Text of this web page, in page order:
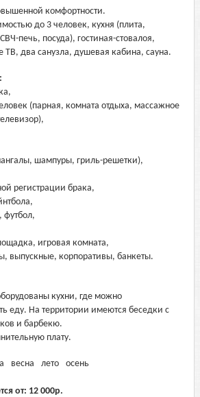
комфортности.
до 3 человек, кухня (плита,
печь, посуда), гостиная-стовалоя,
ТВ, два санузла, душевая кабина, сауна.
(парная, комната отдыха, массажное
шампуры, гриль-решетки),
регистрации брака,
футбол,
игровая комната,
выпускные, корпоративы, банкеты.
кухни, где можно
еду. На территории имеются беседки с
и барбекю.
плату.
весна лето осень
от: 12 000р.